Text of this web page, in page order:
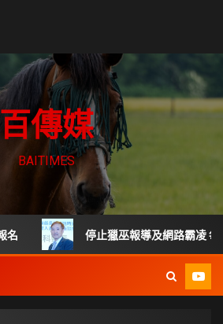
百傳媒
BAITIMES
停止獵巫報導及網路霸凌 每起詐騙都